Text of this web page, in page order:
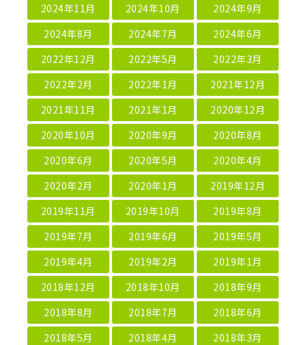
2024年11月
2024年10月
2024年9月
2024年8月
2024年7月
2024年6月
2022年12月
2022年5月
2022年3月
2022年2月
2022年1月
2021年12月
2021年11月
2021年1月
2020年12月
2020年10月
2020年9月
2020年8月
2020年6月
2020年5月
2020年4月
2020年2月
2020年1月
2019年12月
2019年11月
2019年10月
2019年8月
2019年7月
2019年6月
2019年5月
2019年4月
2019年2月
2019年1月
2018年12月
2018年10月
2018年9月
2018年8月
2018年7月
2018年6月
2018年5月
2018年4月
2018年3月